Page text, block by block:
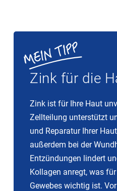
Zink für die
Zink ist für Ihre Haut
Zellteilung unterstützt
und Reparatur Ihrer
außerdem bei der
Entzündungen lindert
Kollagen anregt, was
Gewebes wichtig ist.